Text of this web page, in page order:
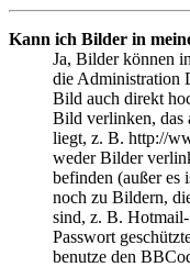
Kann ich Bilder in
Ja, Bilder können
die Administration
Bild auch direkt
Bild verlinken, das
liegt, z. B. http://
weder Bilder
befinden (außer es
noch zu Bildern,
sind, z. B.
Passwort
benutze den